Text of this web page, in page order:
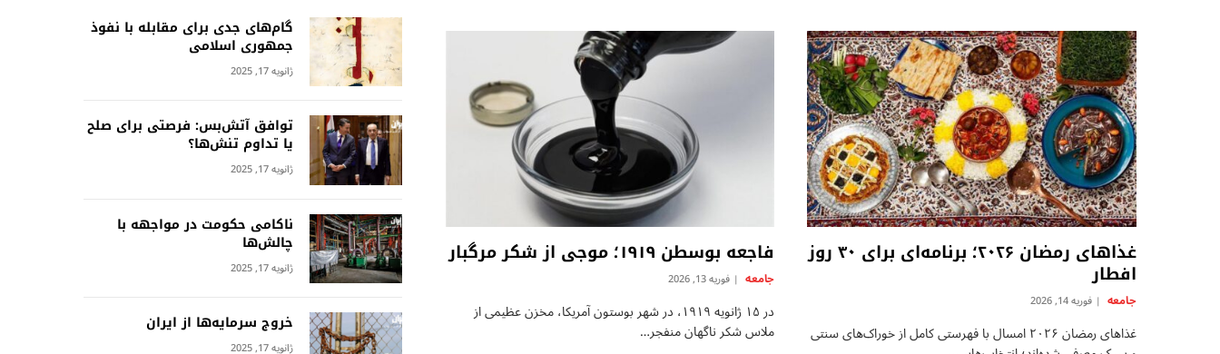
غذاهای رمضان ۲۰۲۶؛ برنامه‌ای برای ۳۰ روز
افطار
جامعه فوریه 14, 2026
غذاهای رمضان ۲۰۲۶ امسال با فهرستی کامل از خوراک‌های سنتی
فاجعه بوسطن ۱۹۱۹؛ موجی از شکر مرگبار
جامعه فوریه 13, 2026
در ۱۵ ژانویه ۱۹۱۹، در شهر بوستون آمریکا، مخزن عظیمی از
ملاس شکر ناگهان منفجر…
گام‌های جدی برای مقابله با نفوذ
جمهوری اسلامى
ژانویه 17, 2025
توافق آتش‌بس: فرصتی برای صلح
یا تداوم تنش‌ها؟
ژانویه 17, 2025
ناکامی حکومت در مواجهه با
چالش‌ها
ژانویه 17, 2025
خروج سرمایه‌ها از ایران
ژانویه 17, 2025